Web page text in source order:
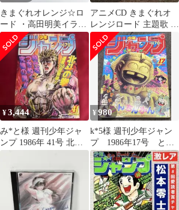
きまぐれオレンジ☆ロ
ード ・高田明美イラス
トシールセット
アニメCD きまぐれオ
レンジロード 主題歌 80
年代 オリジナル版 当時
物
¥3,444
み*と様 週刊少年ジャ
ンプ 1986年 41号 北斗
¥980
k*5様 週刊少年ジャン
プ 1986年17号 とん
ちんかん表紙 ドラゴ
ンボール